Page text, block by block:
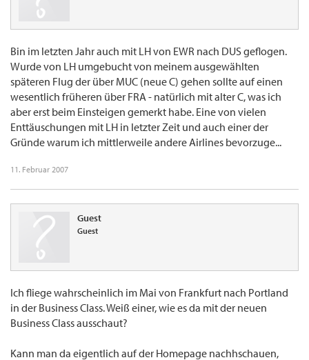
Bin im letzten Jahr auch mit LH von EWR nach DUS geflogen.
Wurde von LH umgebucht von meinem ausgewählten
späteren Flug der über MUC (neue C) gehen sollte auf einen
wesentlich früheren über FRA - natürlich mit alter C, was ich
aber erst beim Einsteigen gemerkt habe. Eine von vielen
Enttäuschungen mit LH in letzter Zeit und auch einer der
Gründe warum ich mittlerweile andere Airlines bevorzuge...
11. Februar 2007
Guest
Guest
Ich fliege wahrscheinlich im Mai von Frankfurt nach Portland
in der Business Class. Weiß einer, wie es da mit der neuen
Business Class ausschaut?
Kann man da eigentlich auf der Homepage nachhschauen,